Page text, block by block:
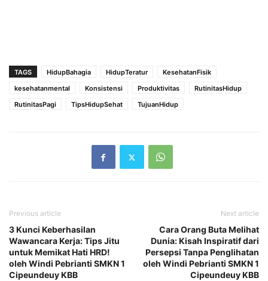
TAGS HidupBahagia HidupTeratur
KesehatanFisik
kesehatanmental
Konsistensi Produktivitas
RutinitasHidup
RutinitasPagi
TipsHidupSehat TujuanHidup
Previous article
3 Kunci Keberhasilan
Wawancara Kerja: Tips Jitu
untuk Memikat Hati HRD!
oleh Windi Pebrianti SMKN 1
Cipeundeuy KBB
Next article
Cara Orang Buta Melihat
Dunia: Kisah Inspiratif dari
Persepsi Tanpa Penglihatan
oleh Windi Pebrianti SMKN 1
Cipeundeuy KBB